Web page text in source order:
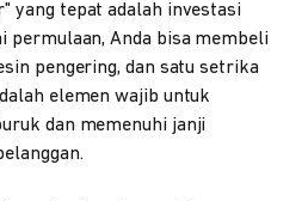
yang tepat adalah investasi
permulaan, Anda bisa membeli
pengering, dan satu setrika
elemen wajib untuk
dan memenuhi janji